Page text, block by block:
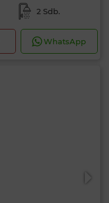
2 Sdb.
WhatsApp